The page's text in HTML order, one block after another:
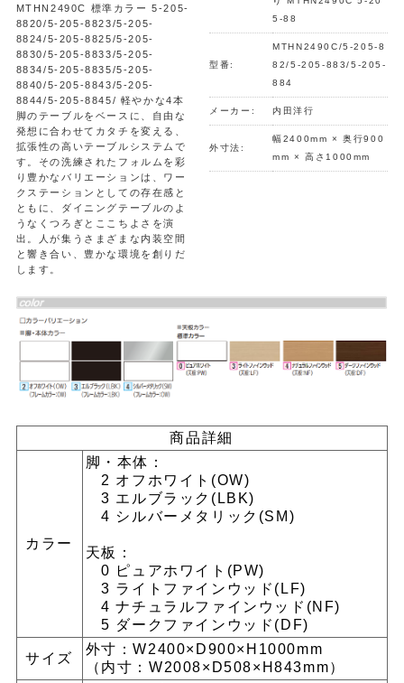
MTHN2490C 標準カラー 5-205-
8820/5-205-8823/5-205-
8824/5-205-8825/5-205-
8830/5-205-8833/5-205-
8834/5-205-8835/5-205-
8840/5-205-8843/5-205-
8844/5-205-8845/ 軽やかな4本
脚のテーブルをベースに、自由な
発想に合わせてカタチを変える、
拡張性の高いテーブルシステムで
す。その洗練されたフォルムを彩
り豊かなバリエーションは、ワー
クステーションとしての存在感と
ともに、ダイニングテーブルのよ
うなくつろぎとここちよさを演
出。人が集うさまざまな内装空間
と響き合い、豊かな環境を創りだ
します。
5-88
型番:
MTHN2490C/5-205-8
82/5-205-883/5-205-
884
メーカー: 内田洋行
外寸法:
幅2400mm × 奥行900
mm × 高さ1000mm
商品詳細
カラー
脚・本体：
2 オフホワイト(OW)
3 エルブラック(LBK)
4 シルバーメタリック(SM)
天板：
0 ピュアホワイト(PW)
3 ライトファインウッド(LF)
4 ナチュラルファインウッド(NF)
5 ダークファインウッド(DF)
サイズ
外寸：W2400×D900×H1000mm
（内寸：W2008×D508×H843mm）